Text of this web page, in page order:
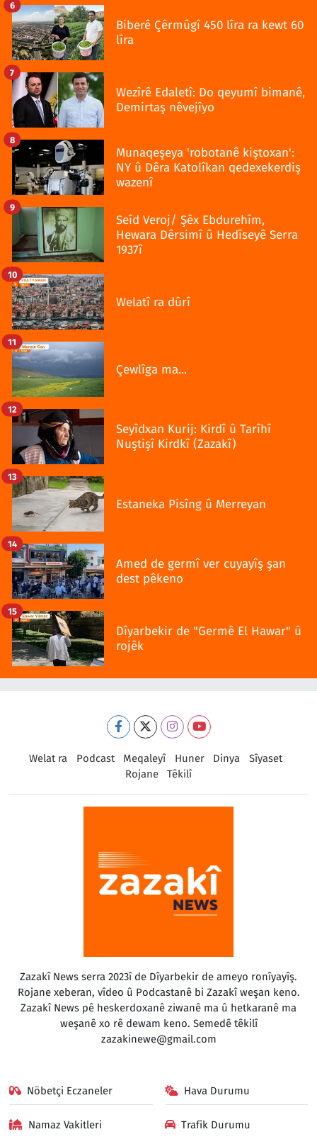
Biberê Çêrmûgî 450 lîra ra kewt 60
lîra
6
Wezîrê Edaletî: Do qeyumî bimanê,
Demirtaş nêvejîyo
7
Munaqeşeya 'robotanê kiştoxan':
NY û Dêra Katolîkan qedexekerdiş
wazenî
8
Seîd Veroj/ Şêx Ebdurehîm,
Hewara Dêrsimî û Hedîseyê Serra
1937î
9
Welatî ra dûrî
10
Çewlîga ma...
11
Seyîdxan Kurij: Kirdî û Tarîhî
Nuştişî Kirdkî (Zazakî)
12
Estaneka Pisîng û Merreyan
13
Amed de germî ver cuyayîş şan
dest pêkeno
14
Dîyarbekir de "Germê El Hawar" û
rojêk
15
Welat ra Podcast Meqaleyî Huner Dinya
Sîyaset
Rojane
Têkilî
Zazakî News serra 2023î de Dîyarbekir de ameyo ronîyayîş.
Rojane xeberan, vîdeo û Podcastanê bi Zazakî weşan keno.
Zazakî News pê heskerdoxanê ziwanê ma û hetkaranê ma
weşanê xo rê dewam keno. Semedê têkilî
zazakinewe@gmail.com
Nöbetçi Eczaneler Hava Durumu
Namaz Vakitleri Trafik Durumu